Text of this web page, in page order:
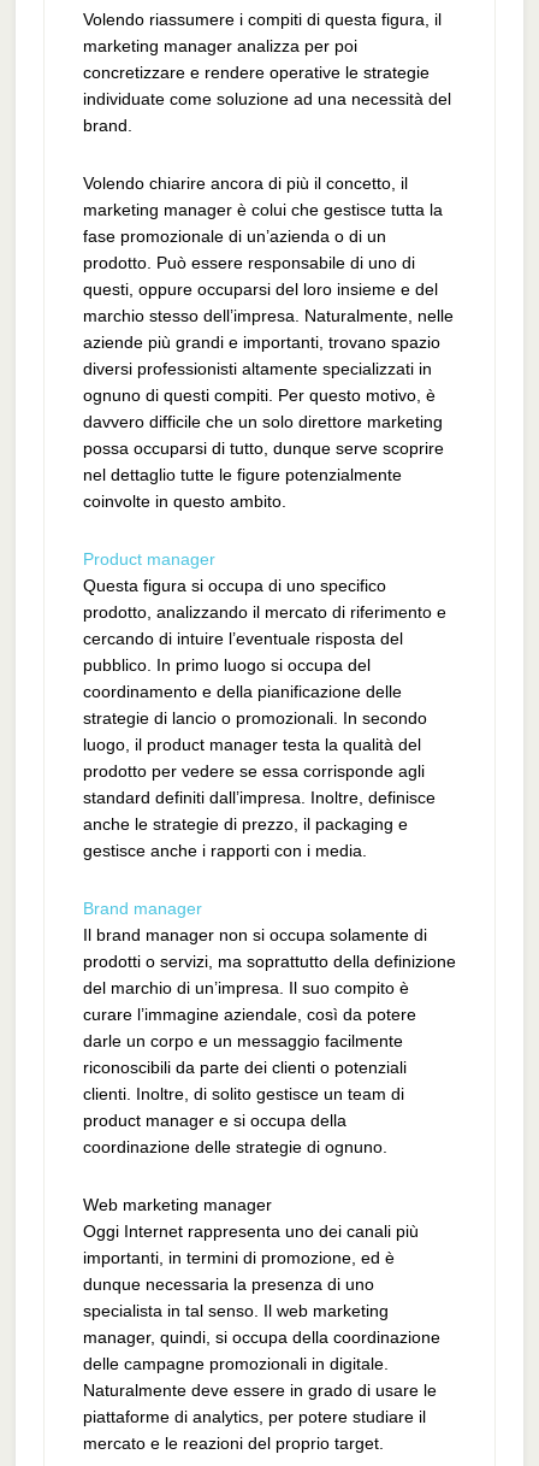
Volendo riassumere i compiti di questa figura, il
marketing manager analizza per poi
concretizzare e rendere operative le strategie
individuate come soluzione ad una necessità del
brand.
Volendo chiarire ancora di più il concetto, il
marketing manager è colui che gestisce tutta la
fase promozionale di un’azienda o di un
prodotto. Può essere responsabile di uno di
questi, oppure occuparsi del loro insieme e del
marchio stesso dell’impresa. Naturalmente, nelle
aziende più grandi e importanti, trovano spazio
diversi professionisti altamente specializzati in
ognuno di questi compiti. Per questo motivo, è
davvero difficile che un solo direttore marketing
possa occuparsi di tutto, dunque serve scoprire
nel dettaglio tutte le figure potenzialmente
coinvolte in questo ambito.
Product manager
Questa figura si occupa di uno specifico
prodotto, analizzando il mercato di riferimento e
cercando di intuire l’eventuale risposta del
pubblico. In primo luogo si occupa del
coordinamento e della pianificazione delle
strategie di lancio o promozionali. In secondo
luogo, il product manager testa la qualità del
prodotto per vedere se essa corrisponde agli
standard definiti dall’impresa. Inoltre, definisce
anche le strategie di prezzo, il packaging e
gestisce anche i rapporti con i media.
Brand manager
Il brand manager non si occupa solamente di
prodotti o servizi, ma soprattutto della definizione
del marchio di un’impresa. Il suo compito è
curare l’immagine aziendale, così da potere
darle un corpo e un messaggio facilmente
riconoscibili da parte dei clienti o potenziali
clienti. Inoltre, di solito gestisce un team di
product manager e si occupa della
coordinazione delle strategie di ognuno.
Web marketing manager
Oggi Internet rappresenta uno dei canali più
importanti, in termini di promozione, ed è
dunque necessaria la presenza di uno
specialista in tal senso. Il web marketing
manager, quindi, si occupa della coordinazione
delle campagne promozionali in digitale.
Naturalmente deve essere in grado di usare le
piattaforme di analytics, per potere studiare il
mercato e le reazioni del proprio target.